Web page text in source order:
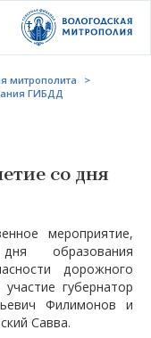
митрополита
>
ГИБДД
со дня
мероприятие,
образования
дорожного
губернатор
Филимонов и
Савва.